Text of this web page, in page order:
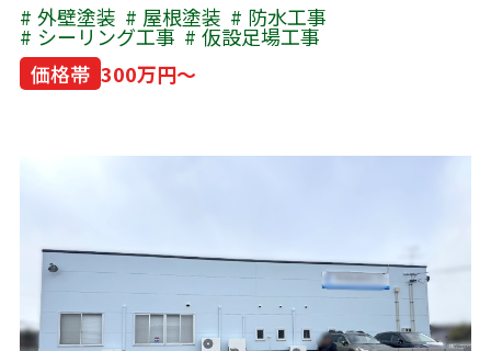
外壁塗装 屋根塗装 防水工事
シーリング工事
仮設足場工事
価格帯 300万円～